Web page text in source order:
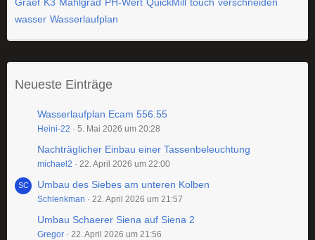
wasser Wasserlaufplan
Neueste Einträge
Wasserlaufplan Ecam 556.55
Heini-22 5. Mai 2026 um 20:28
Nachträglicher Einbau einer Tassenbeleuchtung
michael2 22. April 2026 um 22:00
Umbau des Siebes am unteren Kolben
Schlenkman 22. April 2026 um 21:57
Umbau Schaerer Siena auf Siena 2
Gregor 22. April 2026 um 21:56